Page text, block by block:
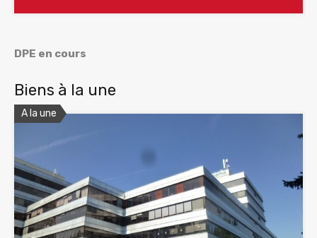
DPE en cours
Biens à la une
A la une